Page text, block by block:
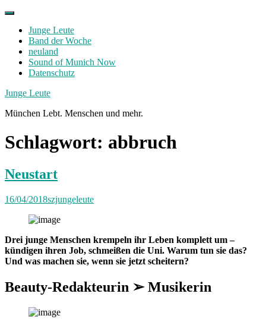
Skip
contentJunge Leute
Band der Woche
neuland
Sound of Munich Now
Datenschutz
Facebook
Twitter
Instagram
Junge Leute
München Lebt. Menschen und mehr.
Schlagwort: abbruch
Neustart
16/04/2018szjungeleute
Drei junge Menschen krempeln ihr Leben komplett um –
kündigen ihren Job, schmeißen die Uni. Warum tun sie das?
Und was machen sie, wenn sie jetzt scheitern?
Beauty-Redakteurin ➢ Musikerin